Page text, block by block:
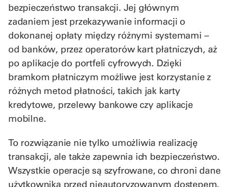
bezpieczeństwo transakcji. Jej głównym
zadaniem jest przekazywanie informacji o
dokonanej opłaty między różnymi systemami –
od banków, przez operatorów kart płatniczych, aż
po aplikacje do portfeli cyfrowych. Dzięki
bramkom płatniczym możliwe jest korzystanie z
różnych metod płatności, takich jak karty
kredytowe, przelewy bankowe czy aplikacje
mobilne.
To rozwiązanie nie tylko umożliwia realizację
transakcji, ale także zapewnia ich bezpieczeństwo.
Wszystkie operacje są szyfrowane, co chroni dane
użytkownika przed nieautoryzowanym dostępem.